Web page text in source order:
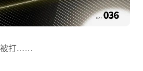
被打……